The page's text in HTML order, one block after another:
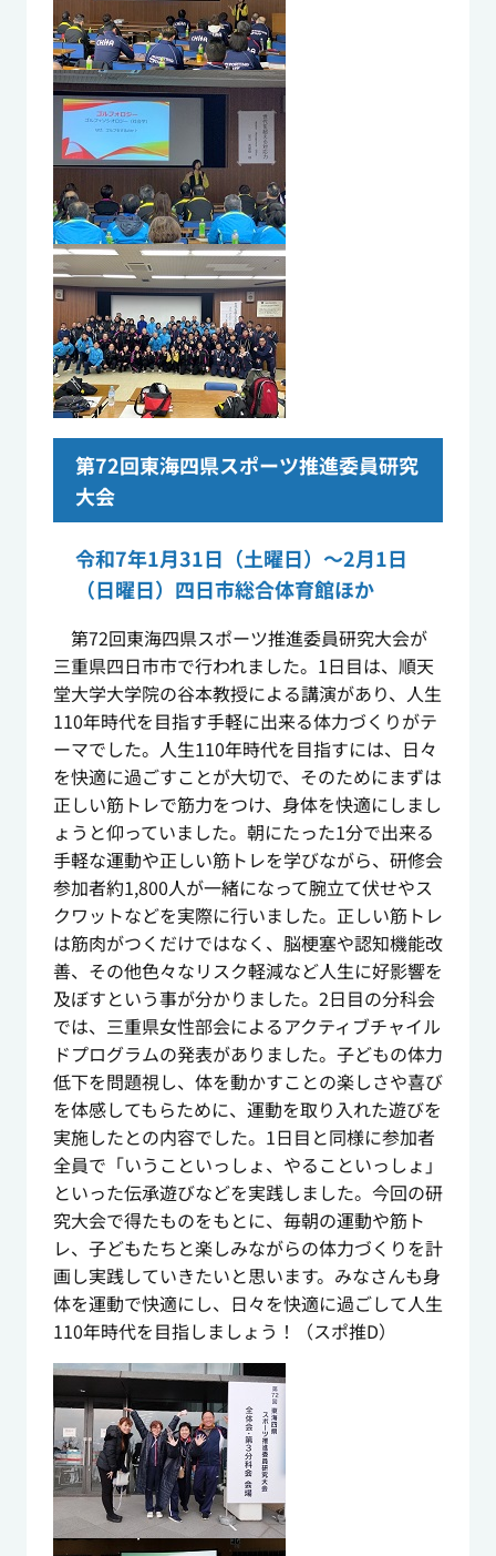
第72回東海四県スポーツ推進委員研究
大会
令和7年1月31日（土曜日）～2月1日
（日曜日）四日市総合体育館ほか
第72回東海四県スポーツ推進委員研究大会が
三重県四日市市で行われました。1日目は、順天
堂大学大学院の谷本教授による講演があり、人生
110年時代を目指す手軽に出来る体力づくりがテ
ーマでした。人生110年時代を目指すには、日々
を快適に過ごすことが大切で、そのためにまずは
正しい筋トレで筋力をつけ、身体を快適にしまし
ょうと仰っていました。朝にたった1分で出来る
手軽な運動や正しい筋トレを学びながら、研修会
参加者約1,800人が一緒になって腕立て伏せやス
クワットなどを実際に行いました。正しい筋トレ
は筋肉がつくだけではなく、脳梗塞や認知機能改
善、その他色々なリスク軽減など人生に好影響を
及ぼすという事が分かりました。2日目の分科会
では、三重県女性部会によるアクティブチャイル
ドプログラムの発表がありました。子どもの体力
低下を問題視し、体を動かすことの楽しさや喜び
を体感してもらために、運動を取り入れた遊びを
実施したとの内容でした。1日目と同様に参加者
全員で「いうこといっしょ、やることいっしょ」
といった伝承遊びなどを実践しました。今回の研
究大会で得たものをもとに、毎朝の運動や筋ト
レ、子どもたちと楽しみながらの体力づくりを計
画し実践していきたいと思います。みなさんも身
体を運動で快適にし、日々を快適に過ごして人生
110年時代を目指しましょう！（スポ推D）